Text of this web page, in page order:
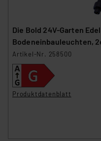
Die Bold 24V-Garten
Bodeneinbauleuchten,
Artikel-Nr. 258500
Produktdatenblatt